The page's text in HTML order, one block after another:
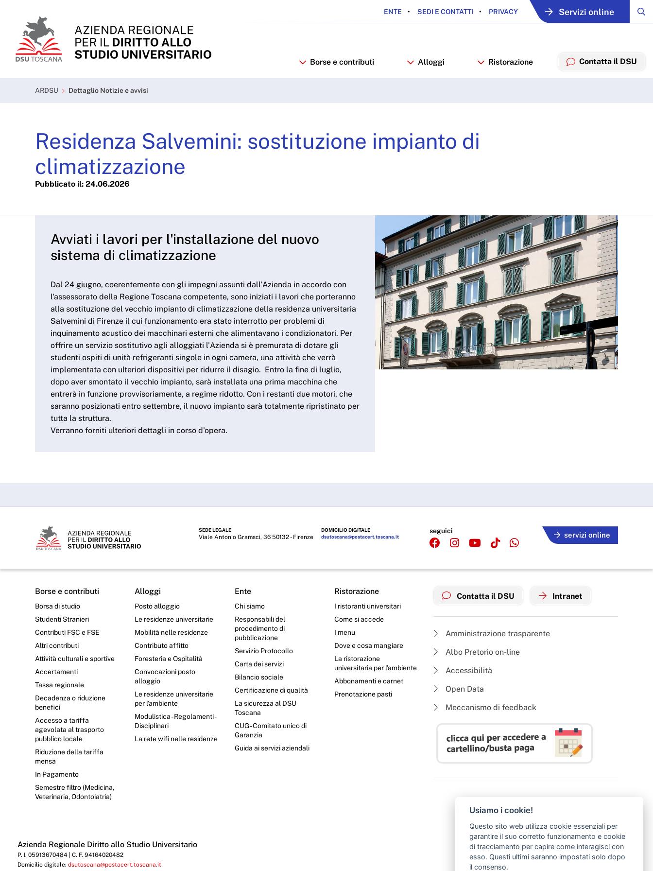
ENTE SEDI E CONTATTI PRIVACY Servizi online
Borse e contributi Alloggi Ristorazione Contatta il DSU
Dettaglio Notizie e avvisi - ARDSU
ARDSU Dettaglio Notizie e avvisi
Residenza Salvemini: sostituzione impianto di
climatizzazione
Pubblicato il: 24.06.2026
Avviati i lavori per l'installazione del nuovo
sistema di climatizzazione
Dal 24 giugno, coerentemente con gli impegni assunti dall'Azienda in accordo con
l'assessorato della Regione Toscana competente, sono iniziati i lavori che porteranno
alla sostituzione del vecchio impianto di climatizzazione della residenza universitaria
Salvemini di Firenze il cui funzionamento era stato interrotto per problemi di
inquinamento acustico dei macchinari esterni che alimentavano i condizionatori. Per
offrire un servizio sostitutivo agli alloggiati l'Azienda si è premurata di dotare gli
studenti ospiti di unità refrigeranti singole in ogni camera, una attività che verrà
implementata con ulteriori dispositivi per ridurre il disagio. Entro la fine di luglio,
dopo aver smontato il vecchio impianto, sarà installata una prima macchina che
entrerà in funzione provvisoriamente, a regime ridotto. Con i restanti due motori, che
saranno posizionati entro settembre, il nuovo impianto sarà totalmente ripristinato per
tutta la struttura.
Verranno forniti ulteriori dettagli in corso d'opera.
SEDE LEGALE
Viale Antonio Gramsci, 36 50132 - Firenze
DOMICILIO DIGITALE
dsutoscana@postacert.toscana.it
seguici
servizi online
Borse e contributi
Borsa di studio
Studenti Stranieri
Contributi FSC e FSE
Altri contributi
Attività culturali e sportive
Accertamenti
Tassa regionale
Decadenza o riduzione
benefici
Accesso a tariffa
agevolata al trasporto
pubblico locale
Riduzione della tariffa
mensa
In Pagamento
Semestre filtro (Medicina,
Veterinaria, Odontoiatria)
Alloggi
Posto alloggio
Le residenze universitarie
Mobilità nelle residenze
Contributo affitto
Foresteria e Ospitalità
Convocazioni posto
alloggio
Le residenze universitarie
per l’ambiente
Modulistica - Regolamenti -
Disciplinari
La rete wifi nelle residenze
Ente
Chi siamo
Responsabili del
procedimento di
pubblicazione
Servizio Protocollo
Carta dei servizi
Bilancio sociale
Certificazione di qualità
La sicurezza al DSU
Toscana
CUG - Comitato unico di
Garanzia
Guida ai servizi aziendali
Ristorazione
I ristoranti universitari
Come si accede
I menu
Dove e cosa mangiare
La ristorazione
universitaria per l’ambiente
Abbonamenti e carnet
Prenotazione pasti
Contatta il DSU Intranet
Amministrazione trasparente
Albo Pretorio on-line
Accessibilità
Open Data
Meccanismo di feedback
Azienda Regionale Diritto allo Studio Universitario
P. I. 05913670484 | C. F. 94164020482
Domicilio digitale: dsutoscana@postacert.toscana.it
Usiamo i cookie!
Questo sito web utilizza cookie essenziali per
garantire il suo corretto funzionamento e cookie
di tracciamento per capire come interagisci con
esso. Questi ultimi saranno impostati solo dopo
il consenso.